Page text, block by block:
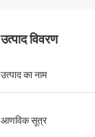
उत्पाद विवरण
उत्पाद का नाम
आणविक सूत्र